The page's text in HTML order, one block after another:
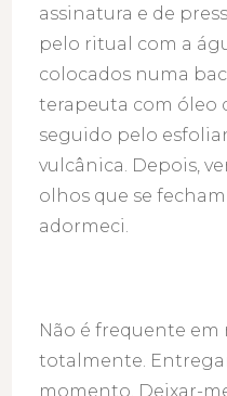
assinatura e de
pelo ritual com a
colocados numa
terapeuta com óleo
seguido pelo
vulcânica. Depois,
olhos que se
adormeci.
Não é frequente
totalmente.
momento. Deixar-